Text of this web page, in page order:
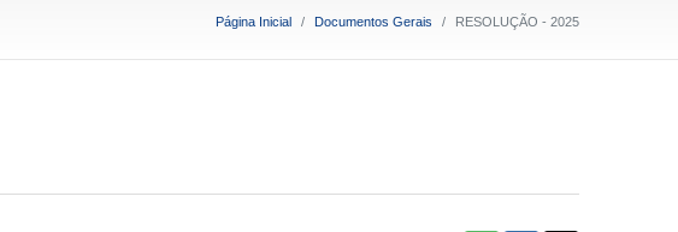
Página Inicial Documentos Gerais RESOLUÇÃO - 2025